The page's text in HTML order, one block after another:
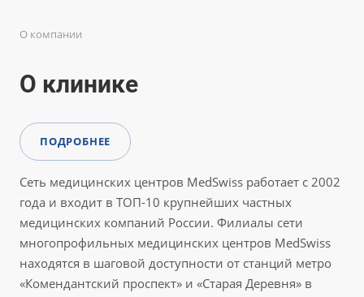
О компании
О клинике
ПОДРОБНЕЕ
Сеть медицинских центров MedSwiss работает с 2002
года и входит в ТОП-10 крупнейших частных
медицинских компаний России. Филиалы сети
многопрофильных медицинских центров MedSwiss
находятся в шаговой доступности от станций метро
«Комендантский проспект» и «Старая Деревня» в